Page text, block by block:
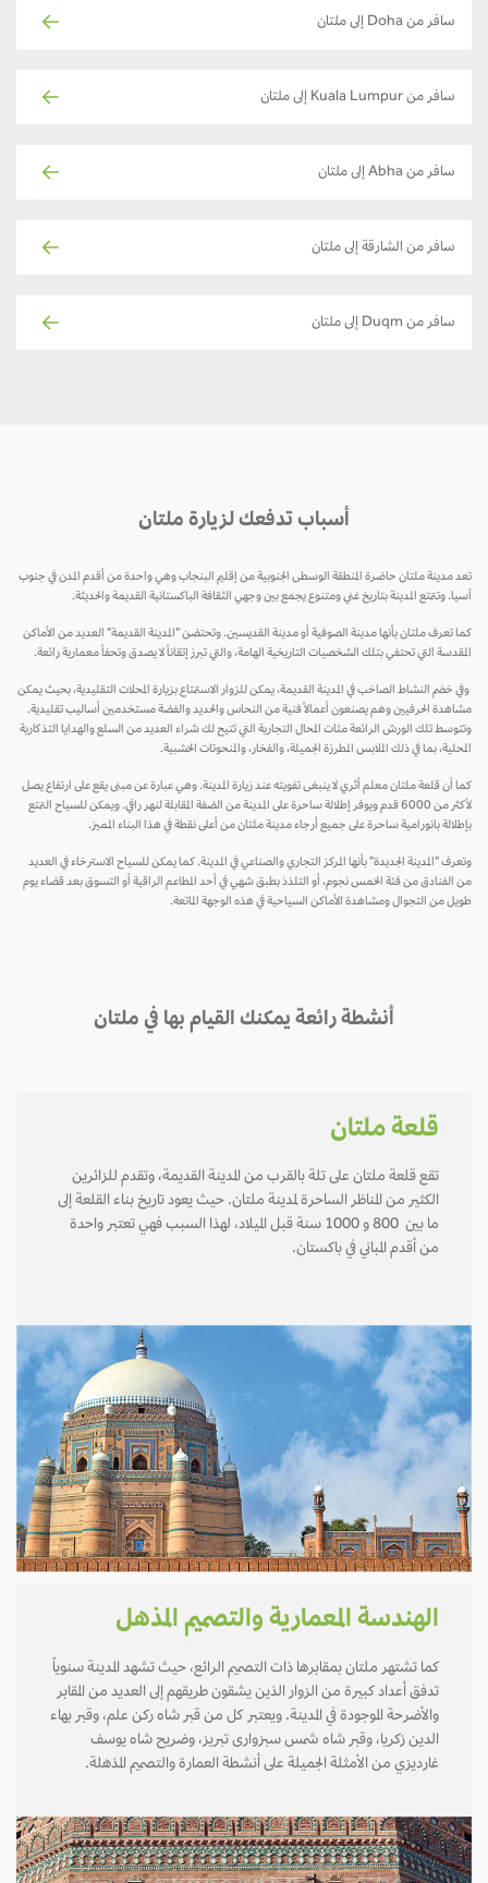
سافر من Doha إلى ملتان
سافر من Kuala Lumpur إلى ملتان
سافر من Abha إلى ملتان
سافر من الشارقة إلى ملتان
سافر من Duqm إلى ملتان
أسباب تدفعك لزيارة ملتان
تعد مدينة ملتان حاضرة المنطقة الوسطى الجنوبية من إقليم البنجاب وهي واحدة من أقدم المدن في جنوب
آسيا. وتتمتع المدينة بتاريخ غني ومتنوع يجمع بين وجهي الثقافة الباكستانية القديمة والحديثة.
كما تعرف ملتان بأنها مدينة الصوفية أو مدينة القديسين. وتحتضن "المدينة القديمة" العديد من الأماكن
المقدسة التي تحتفي بتلك الشخصيات التاريخية الهامة، والتي تبرز إتقاناً لا يصدق وتحفاً معمارية رائعة.
وفي خضم النشاط الصاخب في المدينة القديمة، يمكن للزوار الاستمتاع بزيارة المحلات التقليدية، بحيث يمكن
مشاهدة الحرفيين وهم يصنعون أعمالاً فنية من النحاس والحديد والفضة مستخدمين أساليب تقليدية.
وتتوسط تلك الورش الرائعة مئات المحال التجارية التي تتيح لك شراء العديد من السلع والهدايا التذكارية
المحلية، بما في ذلك الملابس المطرزة الجميلة، والفخار، والمنحوتات الخشبية.
كما أن قلعة ملتان معلم أثري لا ينبغى تفويته عند زيارة المدينة. وهي عبارة عن مبنى يقع على ارتفاع يصل
لأكثر من 6000 قدم ويوفر إطلالة ساحرة على المدينة من الضفة المقابلة لنهر رافي. ويمكن للسياح التمتع
بإطلالة بانورامية ساحرة على جميع أرجاء مدينة ملتان من أعلى نقطة في هذا البناء المميز.
وتعرف "المدينة الجديدة" بأنها المركز التجاري والصناعي في المدينة. كما يمكن للسياح الاسترخاء في العديد
من الفنادق من فئة الخمس نجوم، أو التلذذ بطبق شهي في أحد المطاعم الراقية أو التسوق بعد قضاء يوم
طويل من التجوال ومشاهدة الأماكن السياحية في هذه الوجهة الماتعة.
أنشطة رائعة يمكنك القيام بها في ملتان
قلعة ملتان
تقع قلعة ملتان على تلة بالقرب من المدينة القديمة، وتقدم للزائرين
الكثير من المناظر الساحرة لمدينة ملتان. حيث يعود تاريخ بناء القلعة إلى
ما بين 800 و 1000 سنة قبل الميلاد، لهذا السبب فهي تعتبر واحدة
من أقدم المباني في باكستان.
الهندسة المعمارية والتصميم المذهل
كما تشتهر ملتان بمقابرها ذات التصميم الرائع، حيث تشهد المدينة سنوياً
تدفق أعداد كبيرة من الزوار الذين يشقون طريقهم إلى العديد من المقابر
والأضرحة الموجودة في المدينة. ويعتبر كل من قبر شاه ركن علم، وقبر بهاء
الدين زكريا، وقبر شاه شمس سبزوارى تبريز، وضريح شاه يوسف
غارديزي من الأمثلة الجميلة على أنشطة العمارة والتصميم المذهلة.